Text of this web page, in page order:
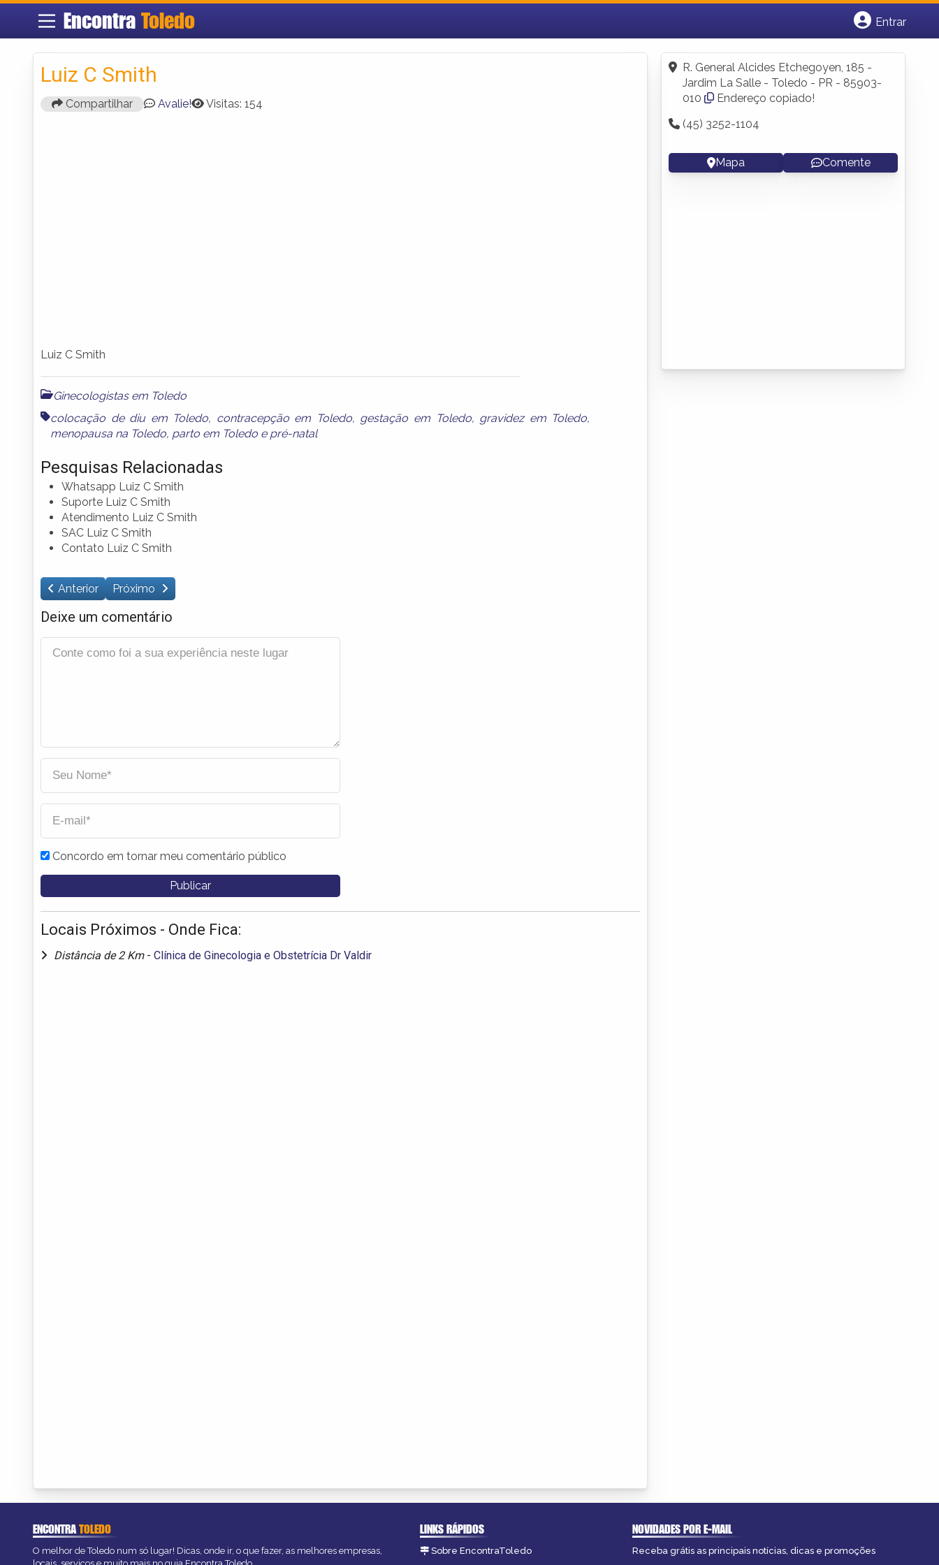
Encontra Toledo
Entrar
Fazer login
Criar conta
Luiz C Smith
Compartilhar Avalie! Visitas: 154
Luiz C Smith
Ginecologistas em Toledo
colocação de diu em Toledo, contracepção em Toledo, gestação em Toledo, gravidez em Toledo,
menopausa na Toledo, parto em Toledo e pré-natal
Pesquisas Relacionadas
Whatsapp Luiz C Smith
Suporte Luiz C Smith
Atendimento Luiz C Smith
SAC Luiz C Smith
Contato Luiz C Smith
Anterior Próximo
Deixe um comentário
Concordo em tornar meu comentário público
Locais Próximos - Onde Fica:
Distância de 2 Km - Clínica de Ginecologia e Obstetrícia Dr Valdir
R. General Alcides Etchegoyen, 185 -
Jardim La Salle - Toledo - PR - 85903-
010
Endereço copiado!
(45) 3252-1104
Mapa Comente
ENCONTRATOLEDO
O melhor de Toledo num só lugar! Dicas, onde ir, o que fazer, as melhores empresas,
LINKS RÁPIDOS
Sobre EncontraToledo
NOVIDADES POR E-MAIL
Receba grátis as principais notícias, dicas e promoções